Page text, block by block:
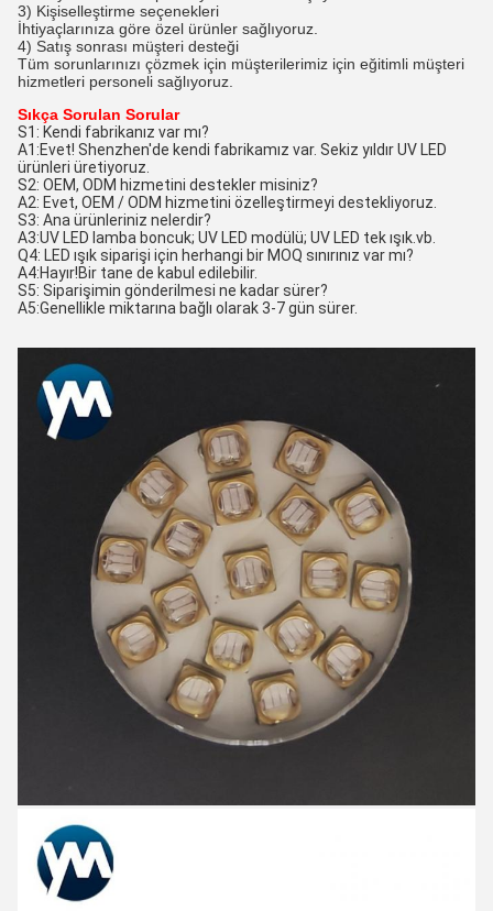
3) Kişiselleştirme seçenekleri
İhtiyaçlarınıza göre özel ürünler sağlıyoruz.
4) Satış sonrası müşteri desteği
Tüm sorunlarınızı çözmek için müşterilerimiz için eğitimli müşteri
hizmetleri personeli sağlıyoruz.
Sıkça Sorulan Sorular
S1: Kendi fabrikanız var mı?
A1:Evet! Shenzhen'de kendi fabrikamız var. Sekiz yıldır UV LED
ürünleri üretiyoruz.
S2: OEM, ODM hizmetini destekler misiniz?
A2: Evet, OEM / ODM hizmetini özelleştirmeyi destekliyoruz.
S3: Ana ürünleriniz nelerdir?
A3:UV LED lamba boncuk; UV LED modülü; UV LED tek ışık.vb.
Q4: LED ışık siparişi için herhangi bir MOQ sınırınız var mı?
A4:Hayır!Bir tane de kabul edilebilir.
S5: Siparişimin gönderilmesi ne kadar sürer?
A5:Genellikle miktarına bağlı olarak 3-7 gün sürer.